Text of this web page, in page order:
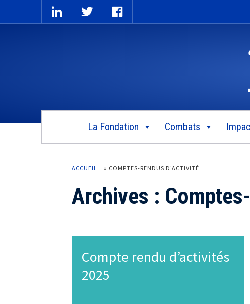
La Fondation Combats
ACCUEIL » COMPTES-RENDUS D'ACTIVITÉ
Archives :
Compte rendu d’activités
2025